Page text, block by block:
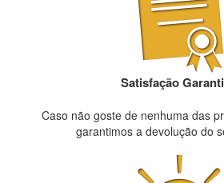
Satisfação
Caso não goste de nenhuma das
garantimos a devolução do